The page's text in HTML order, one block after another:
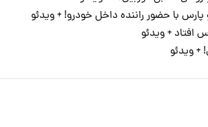
با حضور راننده داخل خودرو! + ویدئو
افتاد + ویدئو
+ ویدئو